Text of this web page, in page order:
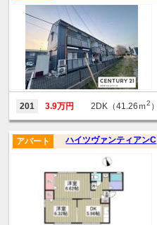
201 3.9万円 2DK（41.26ｍ2 ）
ハイツヴァンティアンC
アパート